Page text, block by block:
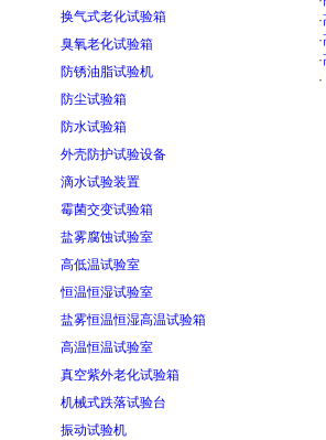
换气式老化试验箱
臭氧老化试验箱
防锈油脂试验机
防尘试验箱
防水试验箱
外壳防护试验设备
滴水试验装置
霉菌交变试验箱
盐雾腐蚀试验室
高低温试验室
恒温恒湿试验室
盐雾恒温恒湿高温试验箱
高温恒温试验室
真空紫外老化试验箱
机械式跌落试验台
振动试验机
·
·
·
·